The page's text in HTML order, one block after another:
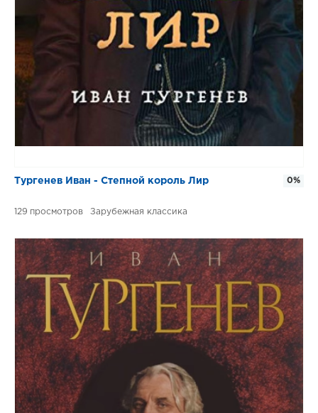
Тургенев Иван - Степной король Лир
129 Зарубежная классика
0%